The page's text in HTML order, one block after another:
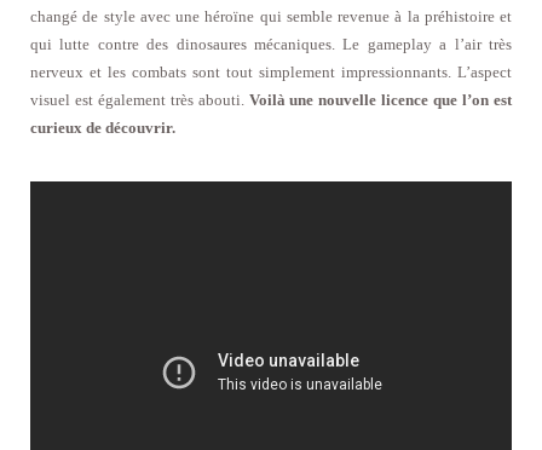
changé de style avec une héroïne qui semble revenue à la préhistoire et
qui lutte contre des dinosaures mécaniques. Le gameplay a l’air très
nerveux et les combats sont tout simplement impressionnants. L’aspect
visuel est également très abouti.Voilà une nouvelle licence que l’on est
curieux de découvrir.